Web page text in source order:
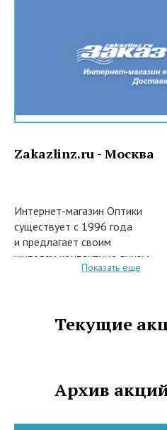
Zakazlinz.ru - Москва
Интернет-магазин Оптики
существует с 1996 года
и предлагает своим
жителям контактные линзы,
очки, средства по уходу ними и
повышают свою
интересуются что происходит
Показать еще
Текущие
Архив